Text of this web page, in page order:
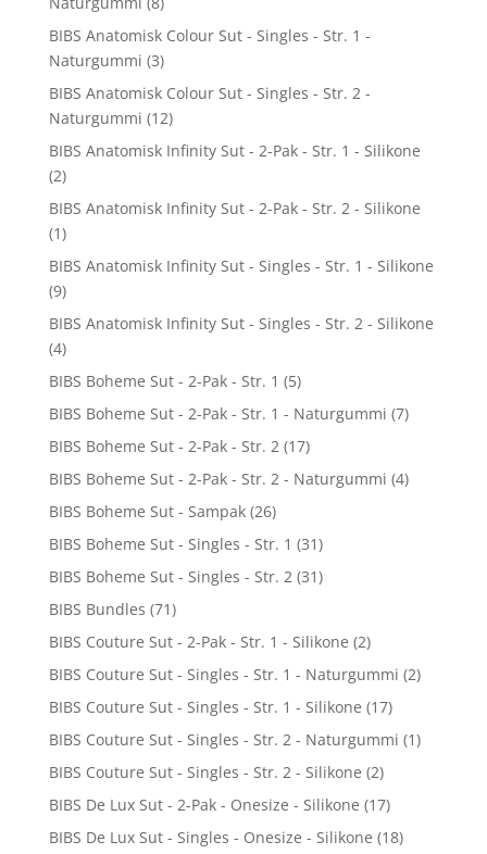
BIBS Anatomisk Colour Sut - Singles - Str. 1 -
Naturgummi (3)
BIBS Anatomisk Colour Sut - Singles - Str. 2 -
Naturgummi (12)
BIBS Anatomisk Infinity Sut - 2-Pak - Str. 1 - Silikone
(2)
BIBS Anatomisk Infinity Sut - 2-Pak - Str. 2 - Silikone
(1)
BIBS Anatomisk Infinity Sut - Singles - Str. 1 - Silikone
(9)
BIBS Anatomisk Infinity Sut - Singles - Str. 2 - Silikone
(4)
BIBS Boheme Sut - 2-Pak - Str. 1 (5)
BIBS Boheme Sut - 2-Pak - Str. 1 - Naturgummi (7)
BIBS Boheme Sut - 2-Pak - Str. 2 (17)
BIBS Boheme Sut - 2-Pak - Str. 2 - Naturgummi (4)
BIBS Boheme Sut - Sampak (26)
BIBS Boheme Sut - Singles - Str. 1 (31)
BIBS Boheme Sut - Singles - Str. 2 (31)
BIBS Bundles (71)
BIBS Couture Sut - 2-Pak - Str. 1 - Silikone (2)
BIBS Couture Sut - Singles - Str. 1 - Naturgummi (2)
BIBS Couture Sut - Singles - Str. 1 - Silikone (17)
BIBS Couture Sut - Singles - Str. 2 - Naturgummi (1)
BIBS Couture Sut - Singles - Str. 2 - Silikone (2)
BIBS De Lux Sut - 2-Pak - Onesize - Silikone (17)
BIBS De Lux Sut - Singles - Onesize - Silikone (18)